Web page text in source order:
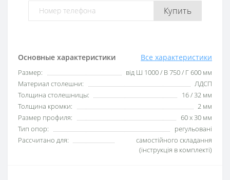
Основные характеристики Все характеристики
Размер:
від Ш 1000 / В 750 / Г 600 мм
Материал столешни:
ЛДСП
Толщина столешницы:
16 / 32 мм
Толщина кромки:
2 мм
Размер профиля:
60 х 30 мм
Тип опор:
регульовані
Рассчитано для:
самостійного складання
(інструкція в комплекті)
Купить